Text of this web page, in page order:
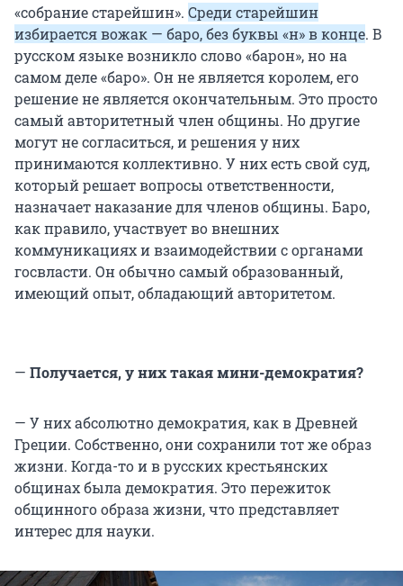
«собрание старейшин». Среди старейшин
избирается вожак — баро, без буквы «н» в конце. В
русском языке возникло слово «барон», но на
самом деле «баро». Он не является королем, его
решение не является окончательным. Это просто
самый авторитетный член общины. Но другие
могут не согласиться, и решения у них
принимаются коллективно. У них есть свой суд,
который решает вопросы ответственности,
назначает наказание для членов общины. Баро,
как правило, участвует во внешних
коммуникациях и взаимодействии с органами
госвласти. Он обычно самый образованный,
имеющий опыт, обладающий авторитетом.
— Получается, у них такая мини-демократия?
— У них абсолютно демократия, как в Древней
Греции. Собственно, они сохранили тот же образ
жизни. Когда-то и в русских крестьянских
общинах была демократия. Это пережиток
общинного образа жизни, что представляет
интерес для науки.